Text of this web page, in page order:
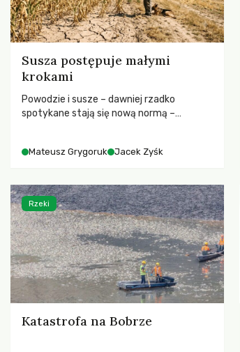
Susza postępuje małymi
krokami
Powodzie i susze – dawniej rzadko
spotykane stają się nową normą –
SGGW.
Mateusz Grygoruk Jacek Zyśk
Katastrofa na Bobrze
Rzeki